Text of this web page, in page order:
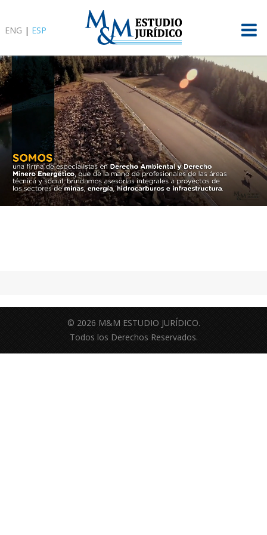
ENG | ESP
© 2026 M&M ESTUDIO JURÍDICO.
Todos los Derechos Reservados.